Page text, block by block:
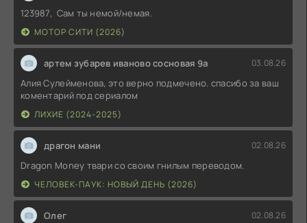
123987, Сам ты немой/немая.
МОТОР СИТИ (2026)
артем зубарев иваново сосновая 9а 03.08.26
Алия Сулейменова, это верно подмечено. спасибо за ваш
коментарий под сериалом
ЛИХИЕ (2024-2025)
драгон мани 02.08.26
Dragon Money твари со своим гнилым переводом.
ЧЕЛОВЕК-ПАУК: НОВЫЙ ДЕНЬ (2026)
Олег 02.08.26